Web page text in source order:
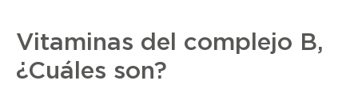
Vitaminas del complejo B,
¿Cuáles son?